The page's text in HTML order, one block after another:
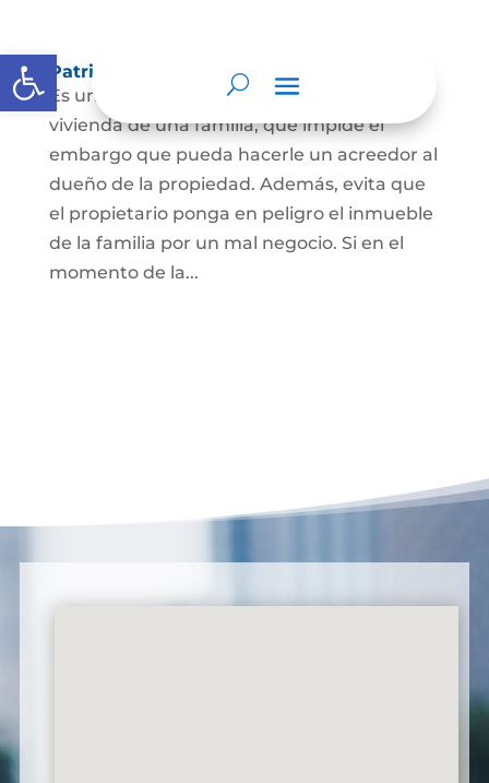
Abrir barra de herramientas
Patrimonio de familia inembargable
Es una clase especial de protección de la
vivienda de una familia, que impide el
embargo que pueda hacerle un acreedor al
dueño de la propiedad. Además, evita que
el propietario ponga en peligro el inmueble
de la familia por un mal negocio. Si en el
momento de la...